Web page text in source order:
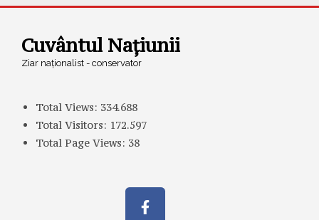
Cuvântul Națiunii
Ziar naționalist - conservator
Total Views: 334.688
Total Visitors: 172.597
Total Page Views: 38